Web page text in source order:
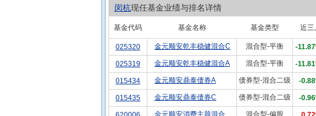
闵杭现任基金业绩与排名详情
基金代码 基金名称 基金类型 近三
025320 金元顺安乾丰稳健混合C 混合型-平衡 -
025319 金元顺安乾丰稳健混合A 混合型-平衡 -
015434 金元顺安鼎泰债券A 债券型-混合二级 -
015435 金元顺安鼎泰债券C 债券型-混合二级 -
金元顺安消费主题混合 混合型-偏股